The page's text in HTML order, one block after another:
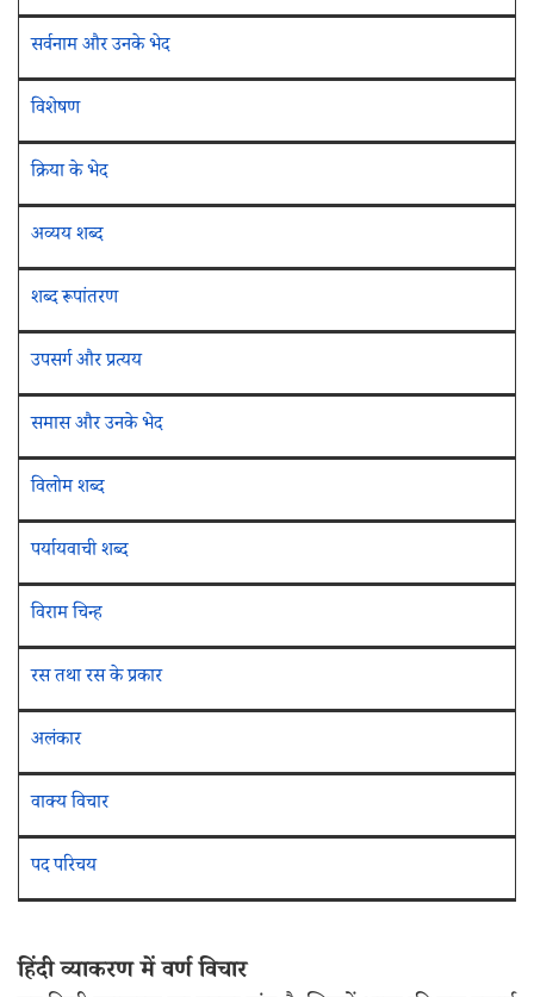
सर्वनाम और उनके भेद
विशेषण
क्रिया के भेद
अव्यय शब्द
शब्द रूपांतरण
उपसर्ग और प्रत्यय
समास और उनके भेद
विलोम शब्द
पर्यायवाची शब्द
विराम चिन्ह
रस तथा रस के प्रकार
अलंकार
वाक्य विचार
पद परिचय
हिंदी व्याकरण में वर्ण विचार